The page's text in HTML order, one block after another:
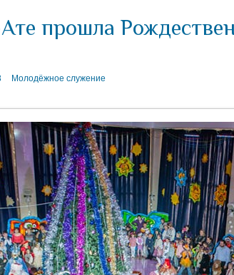
прошла
Молодёжное служение